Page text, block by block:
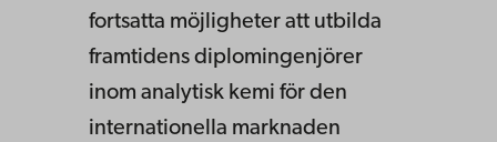
fortsatta möjligheter att utbilda
framtidens diplomingenjörer
inom analytisk kemi för den
internationella marknaden